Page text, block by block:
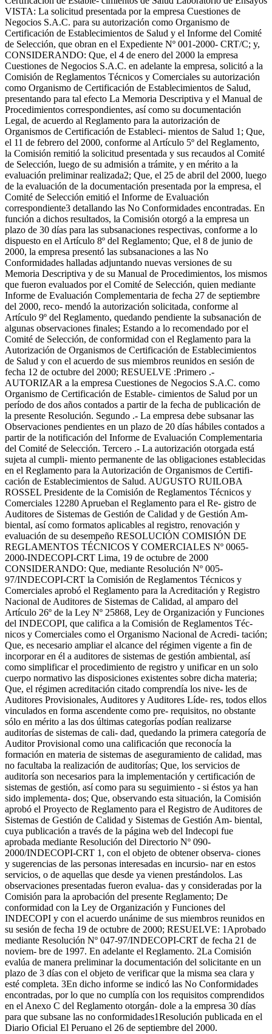
VISTA: La solicitud presentada por la empresa Cuestiones de
Negocios S.A.C. para su autorización como Organismo de
Certificación de Establecimientos de Salud y el Informe del Comité
de Selección, que obran en el Expediente Nº 001-2000- CRT/C; y,
CONSIDERANDO: Que, el 4 de enero del 2000 la empresa
Cuestiones de Negocios S.A.C. en adelante la empresa, solicitó a la
Comisión de Reglamentos Técnicos y Comerciales su autorización
como Organismo de Certificación de Establecimientos de Salud,
presentando para tal efecto La Memoria Descriptiva y el Manual de
Procedimientos correspondientes, así como su documentación
Legal, de acuerdo al Reglamento para la autorización de
Organismos de Certificación de Estableci- mientos de Salud 1; Que,
el 11 de febrero del 2000, conforme al Artículo 5º del Reglamento,
la Comisión remitió la solicitud presentada y sus recaudos al Comité
de Selección, luego de su admisión a trámite, y en mérito a la
evaluación preliminar realizada2; Que, el 25 de abril del 2000, luego
de la evaluación de la documentación presentada por la empresa, el
Comité de Selección emitió el Informe de Evaluación
correspondiente3 detallando las No Conformidades encontradas. En
función a dichos resultados, la Comisión otorgó a la empresa un
plazo de 30 días para las subsanaciones respectivas, conforme a lo
dispuesto en el Artículo 8º del Reglamento; Que, el 8 de junio de
2000, la empresa presentó las subsanaciones a las No
Conformidades halladas adjuntando nuevas versiones de su
Memoria Descriptiva y de su Manual de Procedimientos, los mismos
que fueron evaluados por el Comité de Selección, quien mediante
Informe de Evaluación Complementaria de fecha 27 de septiembre
del 2000, reco- mendó la autorización solicitada, conforme al
Artículo 9º del Reglamento, quedando pendiente la subsanación de
algunas observaciones finales; Estando a lo recomendado por el
Comité de Selección, de conformidad con el Reglamento para la
Autorización de Organismos de Certificación de Establecimientos
de Salud y con el acuerdo de sus miembros reunidos en sesión de
fecha 12 de octubre del 2000; RESUELVE :Primero .-
AUTORIZAR a la empresa Cuestiones de Negocios S.A.C. como
Organismo de Certificación de Estable- cimientos de Salud por un
período de dos años contados a partir de la fecha de publicación de
la presente Resolución. Segundo .- La empresa debe subsanar las
Observaciones pendientes en un plazo de 20 días hábiles contados a
partir de la notificación del Informe de Evaluación Complementaria
del Comité de Selección. Tercero .- La autorización otorgada está
sujeta al cumpli- miento permanente de las obligaciones establecidas
en el Reglamento para la Autorización de Organismos de Certifi-
cación de Establecimientos de Salud. AUGUSTO RUILOBA
ROSSEL Presidente de la Comisión de Reglamentos Técnicos y
Comerciales 12280 Aprueban el Reglamento para el Re- gistro de
Auditores de Sistemas de Gestión de Calidad y de Gestión Am-
biental, así como formatos aplicables al registro, renovación y
evaluación de su desempeño RESOLUCIÓN COMISIÓN DE
REGLAMENTOS TÉCNICOS Y COMERCIALES Nº 0065-
2000-INDECOPI-CRT Lima, 19 de octubre de 2000
CONSIDERANDO: Que, mediante Resolución Nº 005-
97/INDECOPI-CRT la Comisión de Reglamentos Técnicos y
Comerciales aprobó el Reglamento para la Acreditación y Registro
Nacional de Auditores de Sistemas de Calidad, al amparo del
Artículo 26º de la Ley Nº 25868, Ley de Organización y Funciones
del INDECOPI, que califica a la Comisión de Reglamentos Téc-
nicos y Comerciales como el Organismo Nacional de Acredi- tación;
Que, es necesario ampliar el alcance del régimen vigente a fin de
incorporar en él a auditores de sistemas de gestión ambiental, así
como simplificar el procedimiento de registro y unificar en un solo
cuerpo normativo las disposiciones existentes sobre dicha materia;
Que, el régimen acreditación citado comprendía los nive- les de
Auditores Provisionales, Auditores y Auditores Líde- res, todos ellos
vinculados en forma ascendente como pre- requisitos, no obstante
sólo en mérito a las dos últimas categorías podían realizarse
auditorías de sistemas de cali- dad, quedando la primera categoría de
Auditor Provisional como una calificación que reconocía la
formación en materia de sistemas de aseguramiento de calidad, mas
no facultaba la realización de auditorías; Que, los servicios de
auditoría son necesarios para la implementación y certificación de
sistemas de gestión, así como para su seguimiento - si éstos ya han
sido implementa- dos; Que, observando esta situación, la Comisión
aprobó el Proyecto de Reglamento para el Registro de Auditores de
Sistemas de Gestión de Calidad y Sistemas de Gestión Am- biental,
cuya publicación a través de la página web del Indecopi fue
aprobada mediante Resolución del Directorio Nº 090-
2000/INDECOPI-CRT 1, con el objeto de obtener observa- ciones
y sugerencias de las personas interesadas en incursio- nar en estos
servicios, o de aquellas que desde ya vienen prestándolos. Las
observaciones presentadas fueron evalua- das y consideradas por la
Comisión para la aprobación del presente Reglamento; De
conformidad con la Ley de Organización y Funciones del
INDECOPI y con el acuerdo unánime de sus miembros reunidos en
su sesión de fecha 19 de octubre de 2000; RESUELVE: 1Aprobado
mediante Resolución Nº 047-97/INDECOPI-CRT de fecha 21 de
noviem- bre de 1997. En adelante el Reglamento. 2La Comisión
evalúa de manera preliminar la documentación del solicitante en un
plazo de 3 días con el objeto de verificar que la misma sea clara y
esté completa. 3En dicho informe se indicó las No Conformidades
encontradas, por lo que no cumplía con los requisitos comprendidos
en el Anexo C del Reglamento otorgán- dole a la empresa 30 días
para que subsane las no conformidades1Resolución publicada en el
Diario Oficial El Peruano el 26 de septiembre del 2000.